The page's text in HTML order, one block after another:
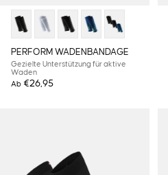
PERFORM WADENBANDAGE
Gezielte Unterstützung für aktive
Waden
Ab €26,95